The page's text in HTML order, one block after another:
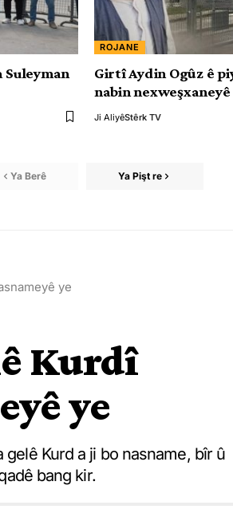
Suleyman
ROJANE
Girtî Aydin Ogûz ê
nabin nexweşxaneyê
Ji AliyêStêrk TV
Ya Berê Ya Pişt re
ye
Kurdî
ye
Kurd a ji bo nasname, bîr û
bang kir.